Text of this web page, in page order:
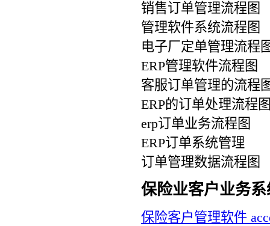
销售订单管理流程图
管理软件系统流程图
电子厂定单管理流程
ERP管理软件流程图
客服订单管理的流程
ERP的订单处理流程
erp订单业务流程图
ERP订单系统管理
订单管理数据流程图
保险业客户业务系
保险客户管理软件